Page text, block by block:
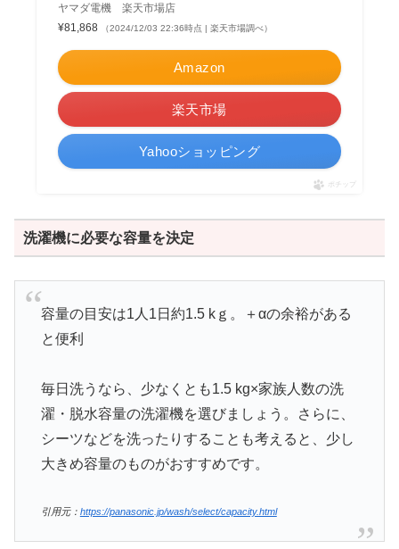
ヤマダ電機 楽天市場店
¥81,868
（2024/12/03 22:36時点 | 楽天市場調べ）
Amazon
楽天市場
Yahooショッピング
ポチップ
洗濯機に必要な容量を決定
容量の目安は1人1日約1.5 kｇ。＋αの余裕がある
と便利
毎日洗うなら、少なくとも1.5 kg×家族人数の洗
濯・脱水容量の洗濯機を選びましょう。さらに、
シーツなどを洗ったりすることも考えると、少し
大きめ容量のものがおすすめです。
引用元： https://panasonic.jp/wash/select/capacity.html